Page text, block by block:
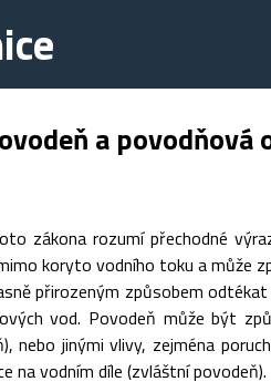
a povodňová
zákona rozumí přechodné
koryto vodního toku a může
přirozeným způsobem
vod. Povodeň může být
nebo jinými vlivy, zejména
na vodním díle (zvláštní povodeň).